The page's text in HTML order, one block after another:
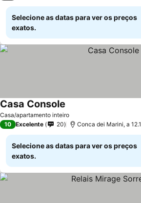
Selecione as datas para ver os preços
exatos.
Casa/apartamento inteiro
Casa Console
10 Excelente 20 Conca dei Marini, a
Selecione as datas para ver os preços
exatos.